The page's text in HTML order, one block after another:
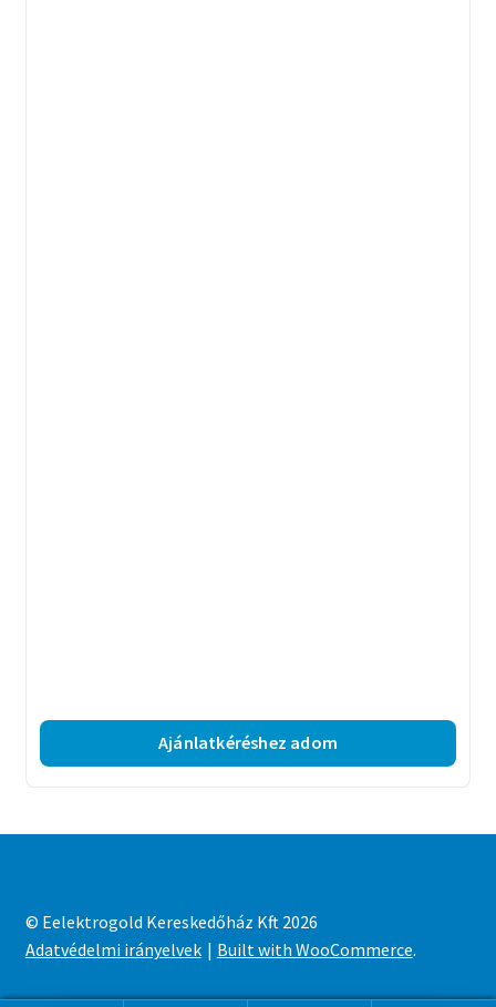
Ajánlatkéréshez adom
© Eelektrogold Kereskedőház Kft 2026
Adatvédelmi irányelvek
Built with WooCommerce.